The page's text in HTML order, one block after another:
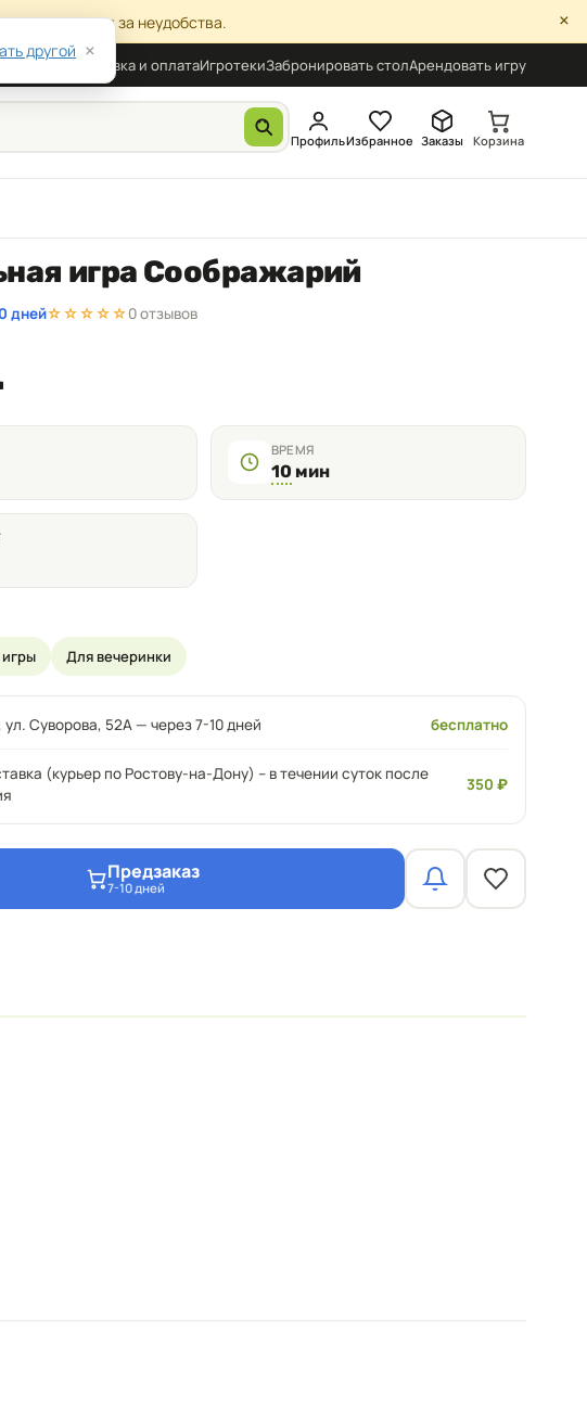
извинения за неудобства. ×
Доставка и оплатаИгротекиЗабронировать столАрендовать игру
ПрофильИзбранное Заказы Корзина
игра Соображарий
дней☆☆☆☆☆0 отзывов
ВРЕМЯ
10 мин
Для вечеринки
Суворова, 52А — через 7-10 дней бесплатно
(курьер по Ростову-на-Дону) – в течении суток после
350 ₽
Предзаказ
7-10 дней
другой ×